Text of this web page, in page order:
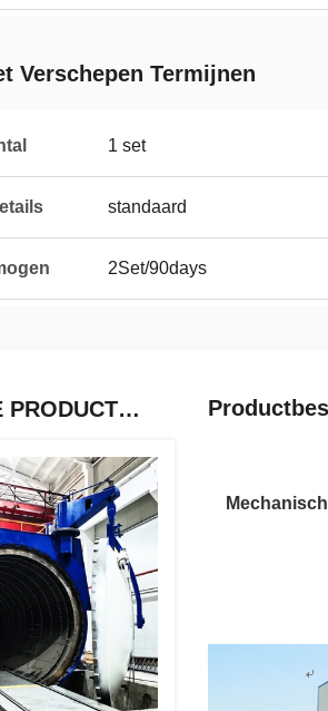
Verschepen Termijnen
1 set
standaard
2Set/90days
VERWANTE PRODUCTEN